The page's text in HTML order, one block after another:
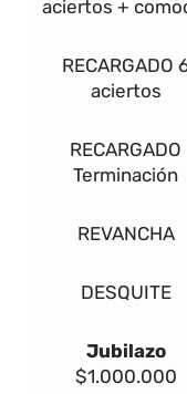
aciertos +
RECARGADO
aciertos
RECARGADO
Terminación
REVANCHA
DESQUITE
Jubilazo
$1.000.000